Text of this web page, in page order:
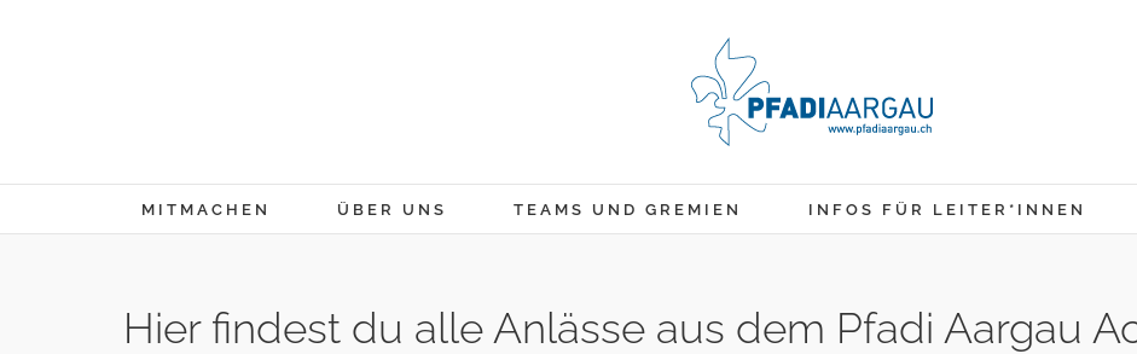
MITMACHEN ÜBER UNS TEAMS UND GREMIEN INFOS FÜR LEITER*INNEN
Hier findest du alle Anlässe aus dem Pfadi Aargau